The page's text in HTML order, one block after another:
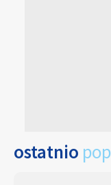
ostatnio